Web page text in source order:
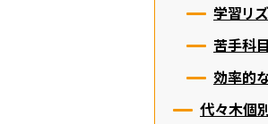
学習リ
苦手科
効率的
代々木個